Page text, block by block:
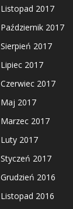
Listopad 2017
Październik 2017
Sierpień 2017
Lipiec 2017
Czerwiec 2017
Maj 2017
Marzec 2017
Luty 2017
Styczeń 2017
Grudzień 2016
Listopad 2016